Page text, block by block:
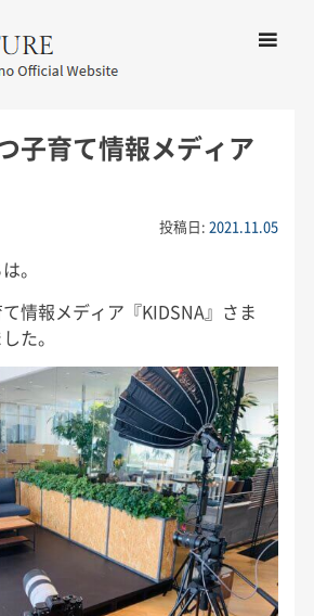
ツへ移動
子育て情報メディア
投稿日:2021.11.05
。
情報メディア『KIDSNA』さま
た。